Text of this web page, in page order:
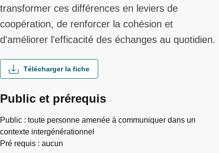
transformer ces différences en leviers de
coopération, de renforcer la cohésion et
d'améliorer l'efficacité des échanges au quotidien.
Télécharger la fiche
Public et prérequis
Public : toute personne amenée à communiquer dans un
contexte intergénérationnel
Pré requis : aucun